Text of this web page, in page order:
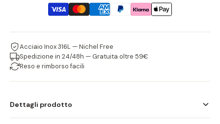
Acciaio Inox 316L — Nichel Free
Spedizione in 24/48h — Gratuita oltre 59€
Reso e rimborso facili
Dettagli prodotto